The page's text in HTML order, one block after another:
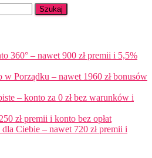
360° – nawet 900 zł premii i 5,5%
Porządku – nawet 1960 zł bonusów
– konto za 0 zł bez warunków i
zł premii i konto bez opłat
Ciebie – nawet 720 zł premii i